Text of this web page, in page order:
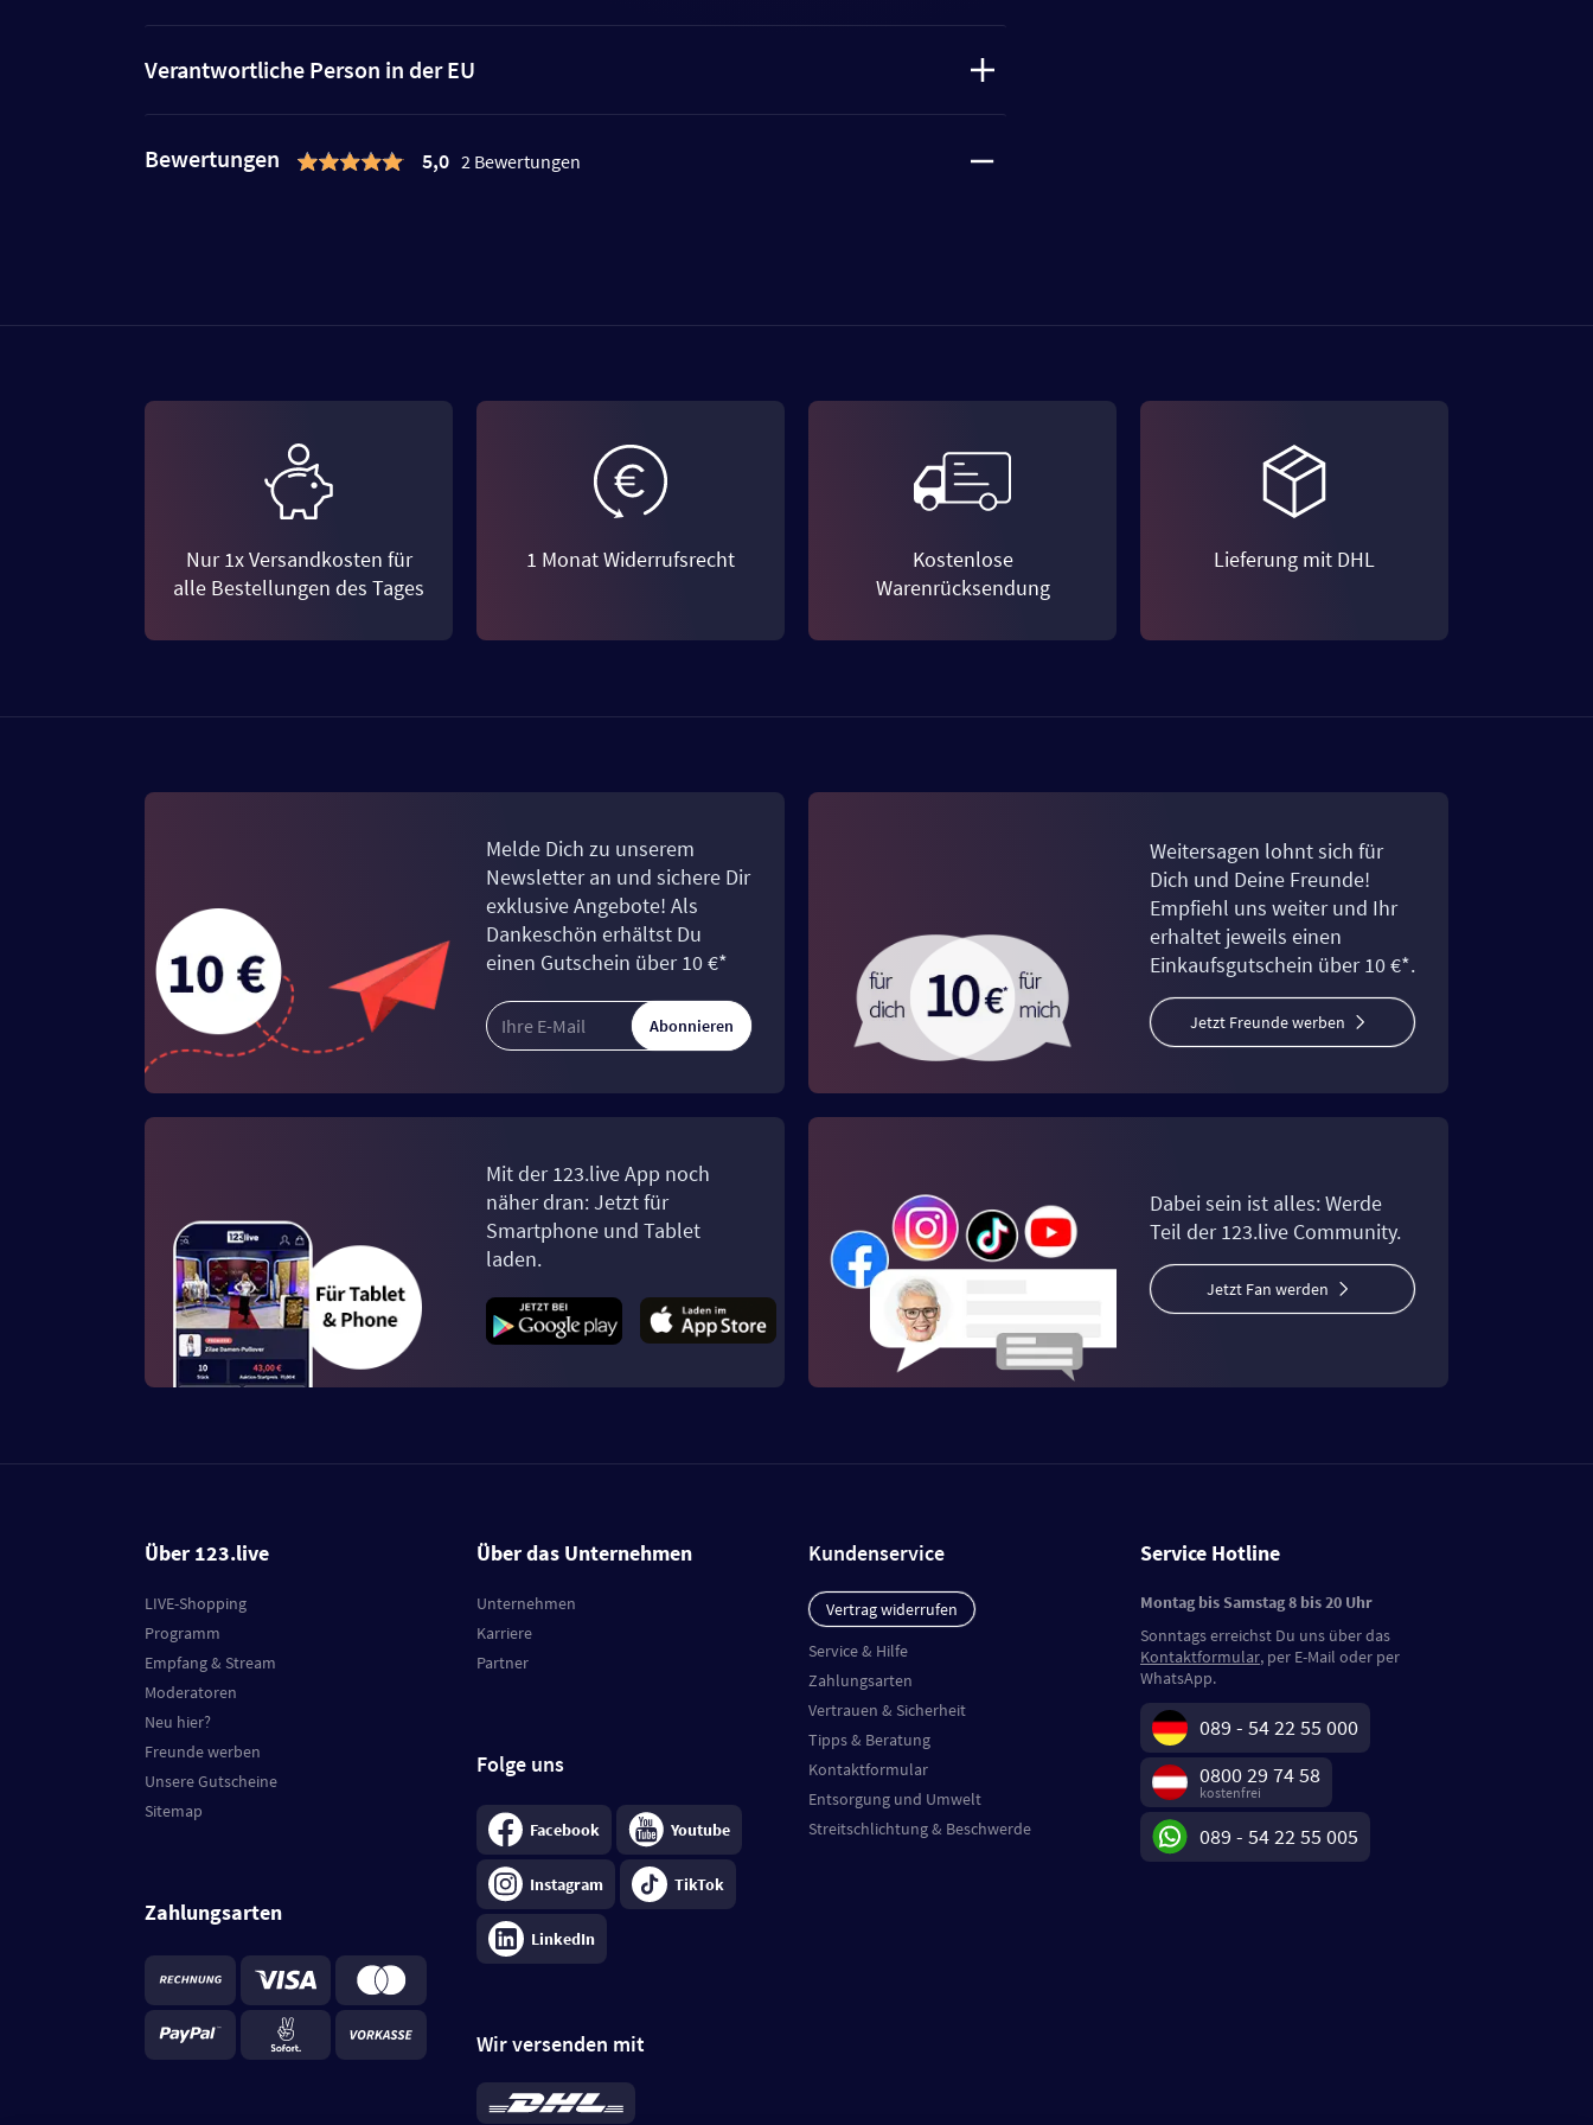
Verantwortliche Person in der EU
Bewertungen 5,0 2 Bewertungen
Nur 1x Versandkosten für
alle Bestellungen des Tages
1 Monat Widerrufsrecht
Kostenlose
Warenrücksendung
Lieferung mit DHL
Melde Dich zu unserem
Newsletter an und sichere Dir
exklusive Angebote! Als
Dankeschön erhältst Du
einen Gutschein über 10 €*
Abonnieren
Weitersagen lohnt sich für
Dich und Deine Freunde!
Empfiehl uns weiter und Ihr
erhaltet jeweils einen
Einkaufsgutschein über 10 €*.
Jetzt Freunde werben
Mit der 123.live App noch
näher dran: Jetzt für
Smartphone und Tablet
laden.
Dabei sein ist alles: Werde
Teil der 123.live Community.
Jetzt Fan werden
Über 123.live
LIVE-Shopping
Programm
Empfang & Stream
Moderatoren
Neu hier?
Freunde werben
Unsere Gutscheine
Sitemap
Zahlungsarten
Über das Unternehmen
Unternehmen
Karriere
Partner
Folge uns
Facebook Youtube
Instagram TikTok
LinkedIn
Wir versenden mit
Kundenservice
Vertrag widerrufen
Service & Hilfe
Zahlungsarten
Vertrauen & Sicherheit
Tipps & Beratung
Kontaktformular
Entsorgung und Umwelt
Streitschlichtung & Beschwerde
Service Hotline
Montag bis Samstag 8 bis 20 Uhr
Sonntags erreichst Du uns über das
Kontaktformular, per E-Mail oder per
WhatsApp.
089 - 54 22 55 000
0800 29 74 58
kostenfrei
089 - 54 22 55 005